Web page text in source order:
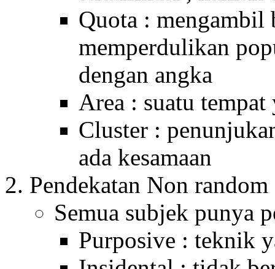
Quota : mengambil
memperdulikan
dengan angka
Area : suatu
Cluster :
ada kesamaan
Pendekatan Non random
Semua subjek punya
Purposive : teknik